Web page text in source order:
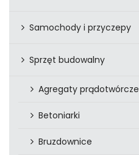
Samochody i przyczepy
Sprzęt budowalny
Agregaty prądotwórcze
Betoniarki
Bruzdownice